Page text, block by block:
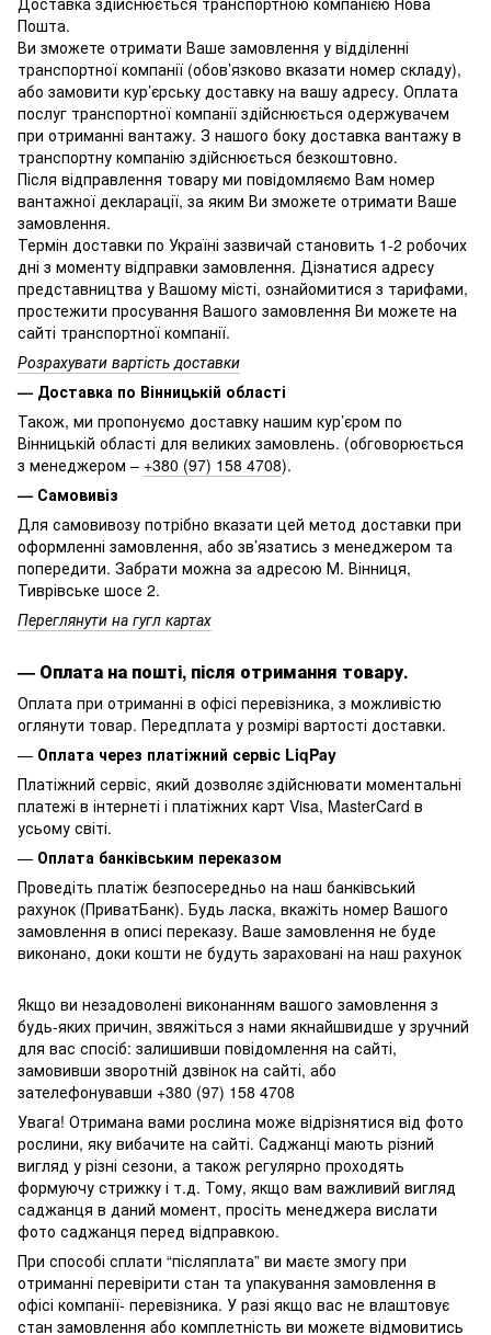
Пошта.
Ви зможете отримати Ваше замовлення у відділенні
транспортної компанії (обов’язково вказати номер складу),
або замовити кур’єрську доставку на вашу адресу. Оплата
послуг транспортної компанії здійснюється одержувачем
при отриманні вантажу. З нашого боку доставка вантажу в
транспортну компанію здійснюється безкоштовно.
Після відправлення товару ми повідомляємо Вам номер
вантажної декларації, за яким Ви зможете отримати Ваше
замовлення.
Термін доставки по Україні зазвичай становить 1-2 робочих
дні з моменту відправки замовлення. Дізнатися адресу
представництва у Вашому місті, ознайомитися з тарифами,
простежити просування Вашого замовлення Ви можете на
сайті транспортної компанії.
Розрахувати вартість доставки
— Доставка по Вінницькій області
Також, ми пропонуємо доставку нашим кур’єром по
Вінницькій області для великих замовлень. (обговорюється
з менеджером – +380 (97) 158 4708).
— Самовивіз
Для самовивозу потрібно вказати цей метод доставки при
оформленні замовлення, або зв’язатись з менеджером та
попередити. Забрати можна за адресою М. Вінниця,
Тиврівське шосе 2.
Переглянути на гугл картах
— Оплата на пошті, після отримання товару.
Оплата при отриманні в офісі перевізника, з можливістю
оглянути товар. Передплата у розмірі вартості доставки.
— Оплата через платіжний сервіс LiqPay
Платіжний сервіс, який дозволяє здійснювати моментальні
платежі в інтернеті і платіжних карт Visa, MasterCard в
усьому світі.
— Оплата банківським переказом
Проведіть платіж безпосередньо на наш банківський
рахунок (ПриватБанк). Будь ласка, вкажіть номер Вашого
замовлення в описі переказу. Ваше замовлення не буде
виконано, доки кошти не будуть зараховані на наш рахунок
Якщо ви незадоволені виконанням вашого замовлення з
будь-яких причин, звяжіться з нами якнайшвидше у зручний
для вас спосіб: залишивши повідомлення на сайті,
замовивши зворотній дзвінок на сайті, або
зателефонувавши +380 (97) 158 4708
Увага! Отримана вами рослина може відрізнятися від фото
рослини, яку вибачите на сайті. Саджанці мають різний
вигляд у різні сезони, а також регулярно проходять
формуючу стрижку і т.д. Тому, якщо вам важливий вигляд
саджанця в даний момент, просіть менеджера вислати
фото саджанця перед відправкою.
При способі сплати “післяплата” ви маєте змогу при
отриманні перевірити стан та упакування замовлення в
офісі компанії- перевізника. У разі якщо вас не влаштовує
стан замовлення або комплетність ви можете відмовитись